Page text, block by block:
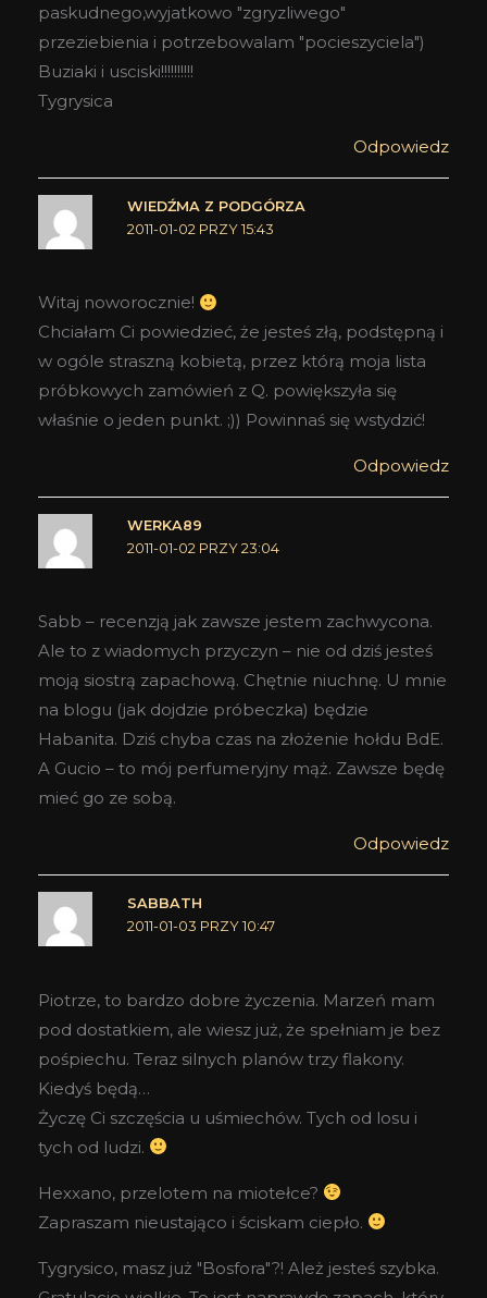
paskudnego,wyjatkowo "zgryzliwego"
przeziebienia i potrzebowalam "pocieszyciela")
Buziaki i usciski!!!!!!!!!!
Tygrysica
Odpowiedz
WIEDŹMA Z PODGÓRZA
2011-01-02 PRZY 15:43
Witaj noworocznie!
Chciałam Ci powiedzieć, że jesteś złą, podstępną i
w ogóle straszną kobietą, przez którą moja lista
próbkowych zamówień z Q. powiększyła się
właśnie o jeden punkt. ;)) Powinnaś się wstydzić!
Odpowiedz
WERKA89
2011-01-02 PRZY 23:04
Sabb – recenzją jak zawsze jestem zachwycona.
Ale to z wiadomych przyczyn – nie od dziś jesteś
moją siostrą zapachową. Chętnie niuchnę. U mnie
na blogu (jak dojdzie próbeczka) będzie
Habanita. Dziś chyba czas na złożenie hołdu BdE.
A Gucio – to mój perfumeryjny mąż. Zawsze będę
mieć go ze sobą.
Odpowiedz
SABBATH
2011-01-03 PRZY 10:47
Piotrze, to bardzo dobre życzenia. Marzeń mam
pod dostatkiem, ale wiesz już, że spełniam je bez
pośpiechu. Teraz silnych planów trzy flakony.
Kiedyś będą…
Życzę Ci szczęścia u uśmiechów. Tych od losu i
tych od ludzi.
Hexxano, przelotem na miotełce?
Zapraszam nieustająco i ściskam ciepło.
Tygrysico, masz już "Bosfora"?! Ależ jesteś szybka.